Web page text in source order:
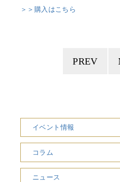
＞＞購入はこちら
PREV
イベント情報
コラム
ニュース